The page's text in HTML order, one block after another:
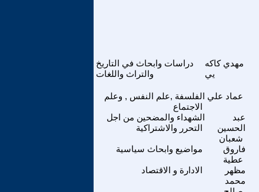
دراسات وابحاث في التاريخ
والتراث واللغات
مهدي كاكه
يي
الفلسفة ,علم النفس , وعلم
الاجتماع
عماد علي
الشهداء والمضحين من اجل
التحرر والاشتراكية
عبد
الحسين
شعبان
مواضيع وابحاث سياسية
فاروق
عطية
الادارة و الاقتصاد
مظهر
محمد